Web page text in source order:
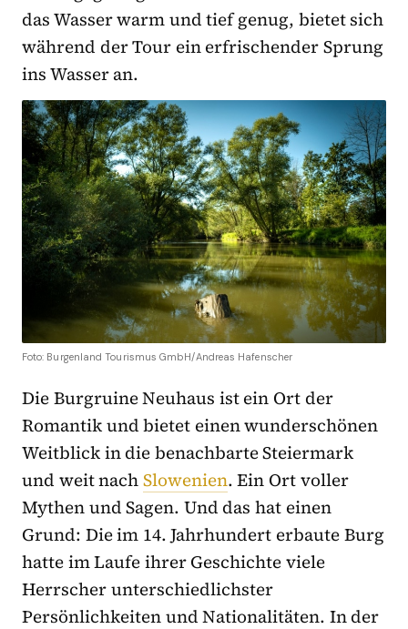
das Wasser warm und tief genug, bietet sich
während der Tour ein erfrischender Sprung
ins Wasser an.
Foto: Burgenland Tourismus GmbH/Andreas Hafenscher
Die Burgruine Neuhaus ist ein Ort der
Romantik und bietet einen wunderschönen
Weitblick in die benachbarte Steiermark
und weit nachSlowenien. Ein Ort voller
Mythen und Sagen. Und das hat einen
Grund: Die im 14. Jahrhundert erbaute Burg
hatte im Laufe ihrer Geschichte viele
Herrscher unterschiedlichster
Persönlichkeiten und Nationalitäten. In der